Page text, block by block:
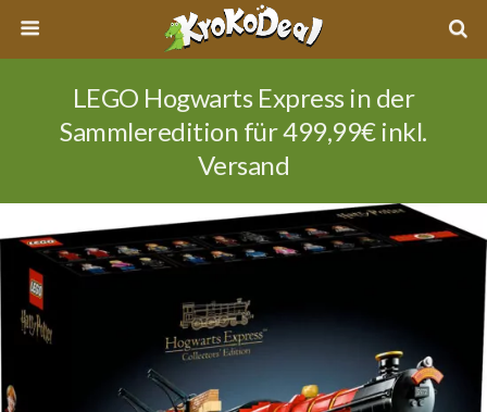
LEGO Hogwarts Express in der
Sammleredition für 499,99€ inkl.
Versand